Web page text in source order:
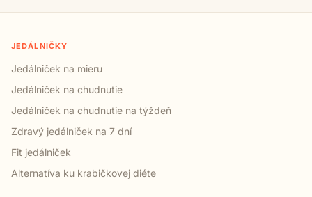
JEDÁLNIČKY
Jedálniček na mieru
Jedálniček na chudnutie
Jedálniček na chudnutie na týždeň
Zdravý jedálniček na 7 dní
Fit jedálniček
Alternatíva ku krabičkovej diéte